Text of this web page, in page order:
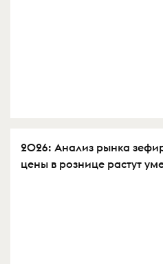
2026: Анализ рынка
цены в рознице растут